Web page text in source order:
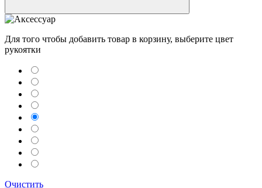
Для того чтобы добавить товар в корзину, выберите цвет
рукоятки
Очистить
Telegram
MAXMax